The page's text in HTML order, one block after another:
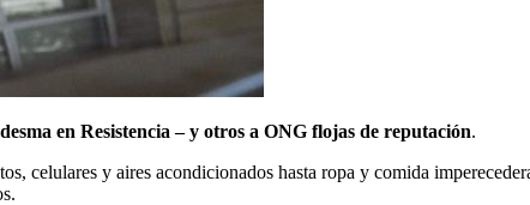
en Resistencia – y otros a ONG flojas de reputación.
celulares y aires acondicionados hasta ropa y comida